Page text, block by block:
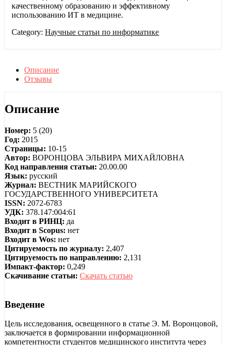
качественному образованию и эффективному
использованию ИТ в медицине.
Category:Научные статьи по информатике
Описание
Отзывы
Описание
Номер: 5 (20)
Год: 2015
Страницы: 10-15
Автор: ВОРОНЦОВА ЭЛЬВИРА МИХАЙЛОВНА
Код направления статьи: 20.00.00
Язык: русский
Журнал: ВЕСТНИК МАРИЙСКОГО
ГОСУДАРСТВЕННОГО УНИВЕРСИТЕТА
ISSN: 2072-6783
УДК: 378.147:004:61
Входит в РИНЦ: да
Входит в Scopus: нет
Входит в Wos: нет
Цитируемость по журналу: 2,407
Цитируемость по направлению: 2,131
Импакт-фактор: 0,249
Скачивание статьи: Скачать статью
Введение
Цель исследования, освещенного в статье Э. М. Воронцовой,
заключается в формировании информационной
компетентности студентов медицинского института через